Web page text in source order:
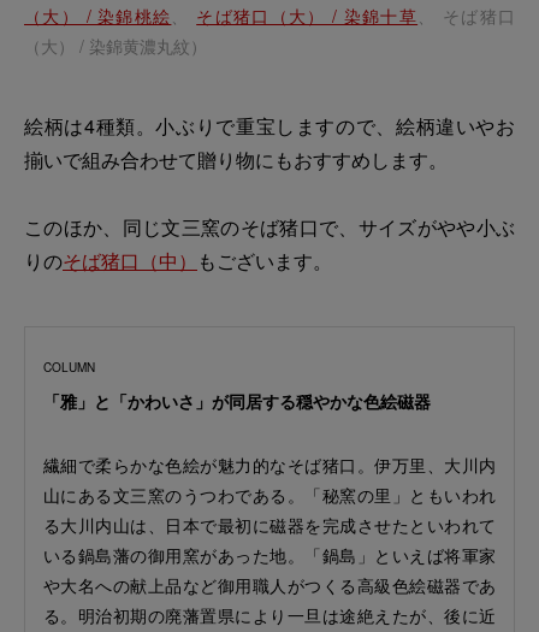
（大） / 染錦桃絵 、 そば猪口（大） / 染錦十草、 そば猪口
（大） / 染錦黄濃丸紋）
絵柄は4種類。小ぶりで重宝しますので、絵柄違いやお
揃いで組み合わせて贈り物にもおすすめします。
このほか、同じ文三窯のそば猪口で、サイズがやや小ぶ
りのそば猪口（中） もございます。
「雅」と「かわいさ」が同居する穏やかな色絵磁器
繊細で柔らかな色絵が魅力的なそば猪口。伊万里、大川内
山にある文三窯のうつわである。「秘窯の里」ともいわれ
る大川内山は、日本で最初に磁器を完成させたといわれて
いる鍋島藩の御用窯があった地。「鍋島」といえば将軍家
や大名への献上品など御用職人がつくる高級色絵磁器であ
る。明治初期の廃藩置県により一旦は途絶えたが、後に近